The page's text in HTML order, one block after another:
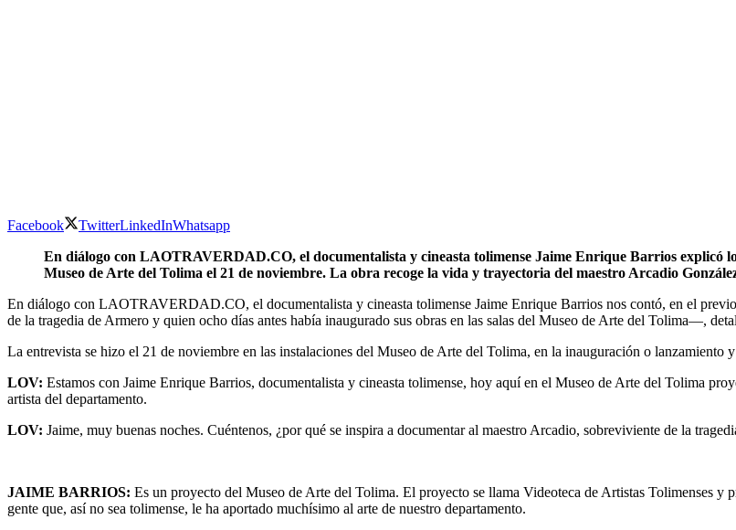
Facebook TwitterLinkedInWhatsapp
En diálogo con LAOTRAVERDAD.CO, el documentalista y cineasta tolimense Jaime Enrique Barrios explicó
Museo de Arte del Tolima el 21 de noviembre. La obra recoge la vida y trayectoria del maestro Arcadio
En diálogo con LAOTRAVERDAD.CO, el documentalista y cineasta tolimense Jaime Enrique Barrios nos contó, en el
de la tragedia de Armero y quien ocho días antes había inaugurado sus obras en las salas del Museo de Arte del Tolima—,
La entrevista se hizo el 21 de noviembre en las instalaciones del Museo de Arte del Tolima, en la inauguración o
LOV: Estamos con Jaime Enrique Barrios, documentalista y cineasta tolimense, hoy aquí en el Museo de Arte del Tolima
artista del departamento.
LOV: Jaime, muy buenas noches. Cuéntenos, ¿por qué se inspira a documentar al maestro Arcadio, sobreviviente de la
JAIME BARRIOS: Es un proyecto del Museo de Arte del Tolima. El proyecto se llama Videoteca de Artistas Tolimenses y
gente que, así no sea tolimense, le ha aportado muchísimo al arte de nuestro departamento.